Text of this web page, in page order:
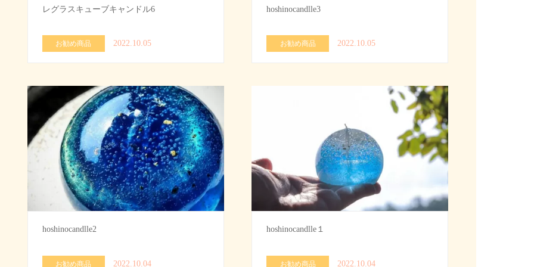
レグラスキューブキャンドル6
お勧め商品 2022.10.05
hoshinocandlle3
お勧め商品 2022.10.05
hoshinocandlle2
お勧め商品 2022.10.04
hoshinocandlle１
お勧め商品 2022.10.04